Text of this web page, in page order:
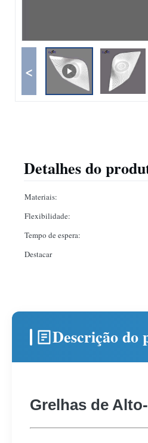
<
Detalhes do
Materiais:
Flexibilidade:
Tempo de espera:
Destacar
Descrição do
Grelhas de